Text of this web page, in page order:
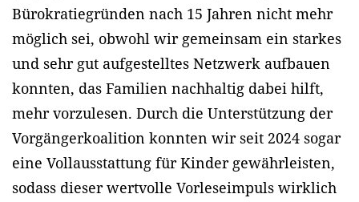
Bürokratiegründen nach 15 Jahren nicht mehr
möglich sei, obwohl wir gemeinsam ein starkes
und sehr gut aufgestelltes Netzwerk aufbauen
konnten, das Familien nachhaltig dabei hilft,
mehr vorzulesen. Durch die Unterstützung der
Vorgängerkoalition konnten wir seit 2024 sogar
eine Vollausstattung für Kinder gewährleisten,
sodass dieser wertvolle Vorleseimpuls wirklich